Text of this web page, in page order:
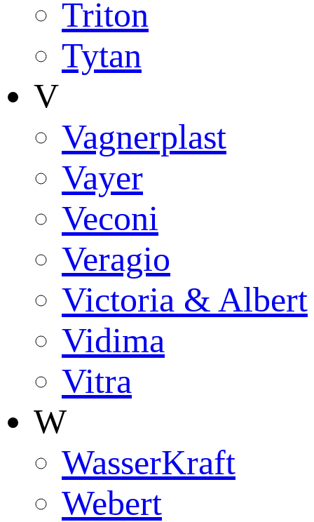
Triton
Tytan
V
Vagnerplast
Vayer
Veconi
Veragio
Victoria & Albert
Vidima
Vitra
W
WasserKraft
Webert